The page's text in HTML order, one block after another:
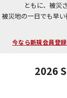
ともに、被災
被災地の一日でも早
＜夏季休暇中のご
今なら新規会員登
2026